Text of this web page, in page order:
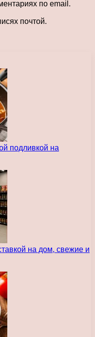
по email.
почтой.
подливкой на
на дом, свежие и